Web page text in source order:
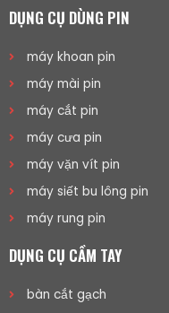
DỤNG CỤ DÙNG PIN
máy khoan pin
máy mài pin
máy cắt pin
máy cưa pin
máy vặn vít pin
máy siết bu lông pin
máy rung pin
DỤNG CỤ CẦM TAY
bàn cắt gạch